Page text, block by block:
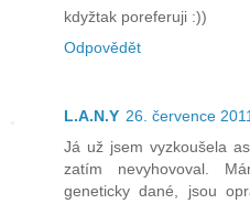
kdyžtak poreferuji :))
Odpovědět
L.A.N.Y 26. července
Já už jsem vyzkoušela
zatím nevyhovoval.
geneticky dané, jsou